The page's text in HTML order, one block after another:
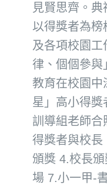
見賢思齊。
以得獎者為榜
及各項校園工
律、個個參
教育在校園中
星」高小得獎
訓導組老師合
得獎者與校長
頒獎 4.校長
場 7.小一甲-